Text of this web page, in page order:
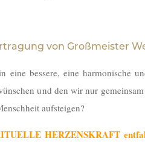
von Großmeister
eine bessere, eine harmonische
und den wir nur
aufsteigen?
HERZENSKRAFT